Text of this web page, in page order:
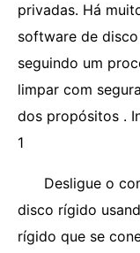
privadas. Há
software de
seguindo um
limpar com
dos propósitos .
1
Desligue o
disco rígido
rígido que se